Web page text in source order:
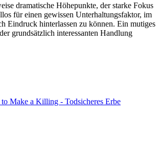
dramatische Höhepunkte, der starke Fokus
für einen gewissen Unterhaltungsfaktor, im
Eindruck hinterlassen zu können. Ein mutiges
grundsätzlich interessanten Handlung